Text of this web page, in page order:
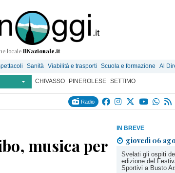
localeIlNazionale.it
Sanità Viabilità e trasporti Scuola e formazione Al
CHIVASSO PINEROLESE SETTIMO
Radio
IN BREVE
giovedì 06
Svelati gli ospiti
edizione del
Sportivi a Busto
musica per